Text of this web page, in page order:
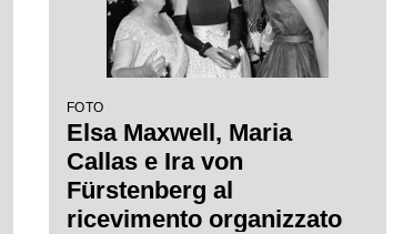
FOTO
Elsa Maxwell, Maria
Callas e Ira von
Fürstenberg al
ricevimento organizzato